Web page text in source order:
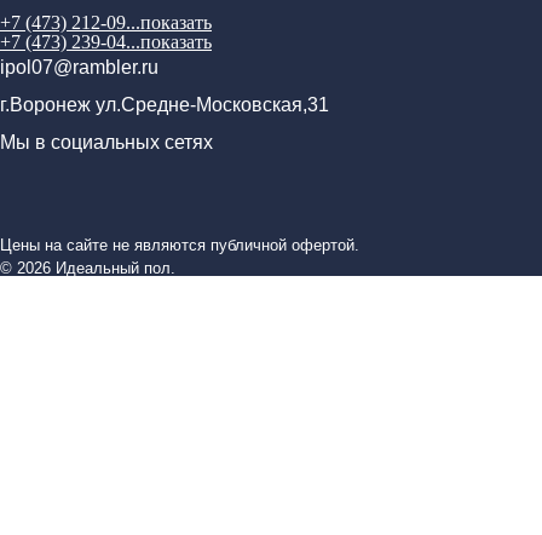
+7 (473) 212-09...показать
+7 (473) 239-04...показать
ipol07@rambler.ru
г.Воронеж ул.Средне-Московская,31
Мы в социальных сетях
Цены на сайте не являются публичной офертой.
© 2026 Идеальный пол.